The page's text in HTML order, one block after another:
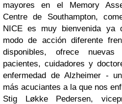
mayores en el Memory
Centre de Southampton,
NICE es muy bienvenida ya
modo de acción diferente
disponibles, ofrece
pacientes, cuidadores y
enfermedad de Alzheimer -
más acuciantes a la que nos
Stig Løkke Pedersen,